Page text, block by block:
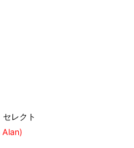
レクト
Alan)